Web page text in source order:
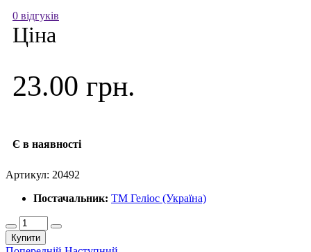
0 відгуків
Ціна
23.00 грн.
Є в наявності
Артикул: 20492
Постачальник: ТМ Геліос (Україна)
Купити